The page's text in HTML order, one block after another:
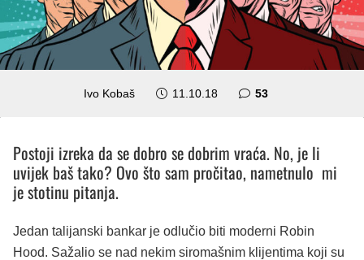
Ivo Kobaš 11.10.18 53komentara
Postoji izreka da se dobro se dobrim vraća. No, je li
uvijek baš tako? Ovo što sam pročitao, nametnulo mi
je stotinu pitanja.
Jedan talijanski bankar je odlučio biti moderni Robin
Hood. Sažalio se nad nekim siromašnim klijentima koji su